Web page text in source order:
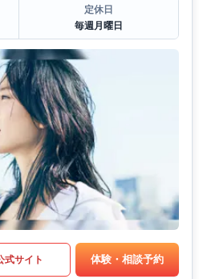
定休日
毎週月曜日
式サイト 体験・相談予約